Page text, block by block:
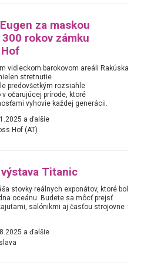
za maskou
rokov zámku
vidieckom barokovom areáli Rakúska
stretnutie
predovšetkým rozsiahle
očarujúcej prírode, ktoré
vyhovie každej generácii.
a ďalšie
Hof (AT)
Titanic
stovky reálnych exponátov, ktoré bol
oceánu. Budete sa môcť prejsť
salónikmi aj časťou strojovne
a ďalšie